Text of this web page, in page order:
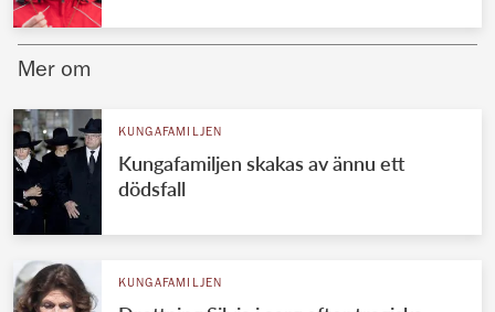
Mer om
KUNGAFAMILJEN
Kungafamiljen skakas av ännu ett
dödsfall
KUNGAFAMILJEN